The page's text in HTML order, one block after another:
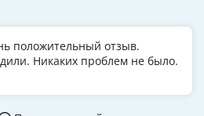
положительный отзыв.
Никаких проблем не было.